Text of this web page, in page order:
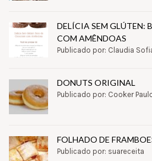
DELÍCIA SEM GLÚTEN:
COM AMÊNDOAS
Publicado por: Claudia
DONUTS ORIGINAL
Publicado por: Cooker
FOLHADO DE
Publicado por: suareceita